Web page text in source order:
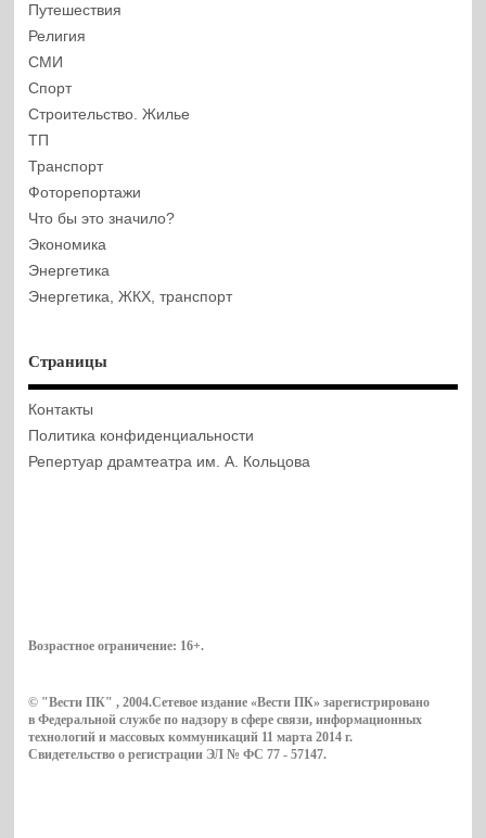
Путешествия
Религия
СМИ
Спорт
Строительство. Жилье
ТП
Транспорт
Фоторепортажи
Что бы это значило?
Экономика
Энергетика
Энергетика, ЖКХ, транспорт
Страницы
Контакты
Политика конфиденциальности
Репертуар драмтеатра им. А. Кольцова
Возрастное ограничение: 16+.
© "Вести ПК" , 2004.Сетевое издание «Вести ПК» зарегистрировано
в Федеральной службе по надзору в сфере связи, информационных
технологий и массовых коммуникаций 11 марта 2014 г.
Свидетельство о регистрации ЭЛ № ФС 77 - 57147.